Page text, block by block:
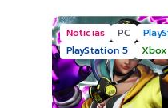
Noticias PC
PlayStation 5